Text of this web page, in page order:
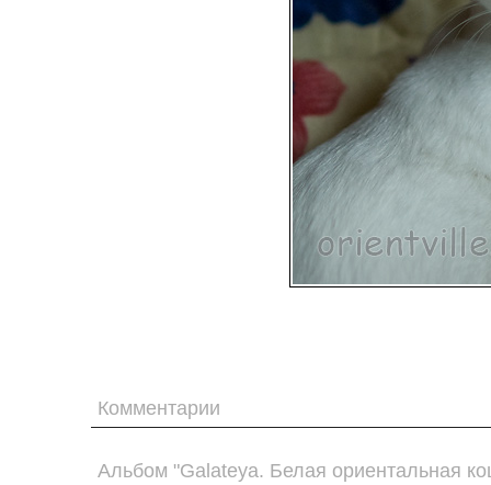
Комментарии
Альбом "Galateya. Белая ориентальная